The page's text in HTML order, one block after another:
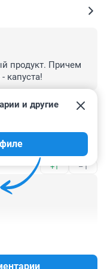
продукт. Причем
капуста!
+1 –1
и другие